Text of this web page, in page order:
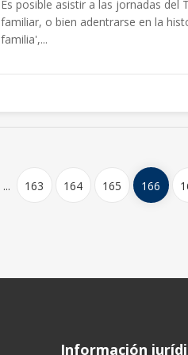
Es posible asistir a las jornadas
familiar, o bien adentrarse en la
familia',...
... 163 164 165 166
Información